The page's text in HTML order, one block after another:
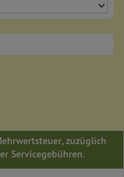
zuzüglich
Servicegebühren.